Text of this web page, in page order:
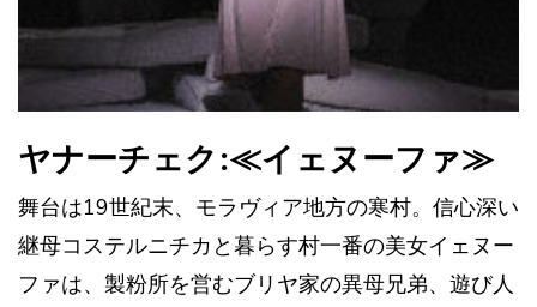
ヤナーチェク:≪イェヌーファ≫
舞台は19世紀末、モラヴィア地方の寒村。信心深い
継母コステルニチカと暮らす村一番の美女イェヌー
ファは、製粉所を営むブリヤ家の異母兄弟、遊び人